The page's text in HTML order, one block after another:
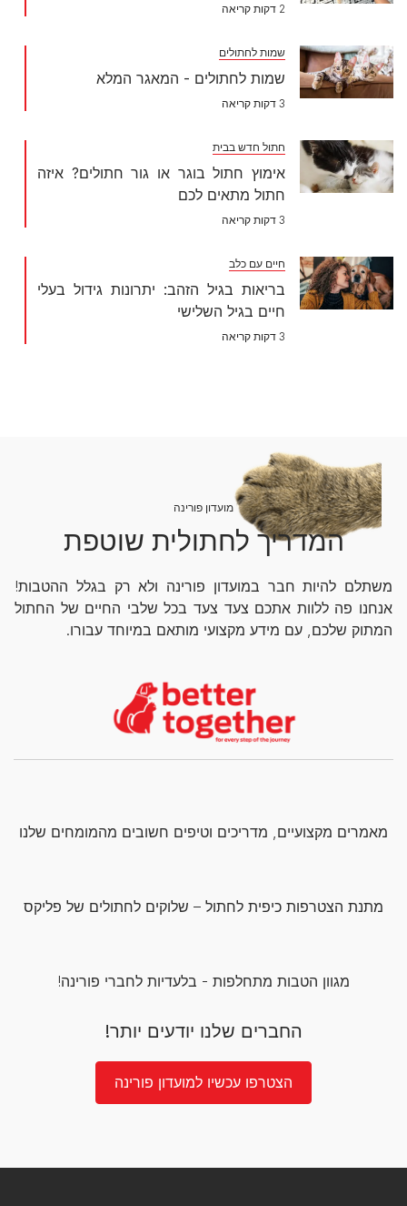
2 דקות קריאה
שמות לחתולים
שמות לחתולים - המאגר המלא
3 דקות קריאה
חתול חדש בבית
אימוץ חתול בוגר או גור חתולים? איזה
חתול מתאים לכם
3 דקות קריאה
חיים עם כלב
בריאות בגיל הזהב: יתרונות גידול בעלי
חיים בגיל השלישי
3 דקות קריאה
מועדון פורינה
המדריך לחתולית שוטפת
משתלם להיות חבר במועדון פורינה ולא רק בגלל ההטבות!
אנחנו פה ללוות אתכם צעד צעד בכל שלבי החיים של החתול
המתוק שלכם, עם מידע מקצועי מותאם במיוחד עבורו.
מאמרים מקצועיים, מדריכים וטיפים חשובים מהמומחים שלנו
מתנת הצטרפות כיפית לחתול – שלוקים לחתולים של פליקס
מגוון הטבות מתחלפות - בלעדיות לחברי פורינה!
החברים שלנו יודעים יותר!
הצטרפו עכשיו למועדון פורינה